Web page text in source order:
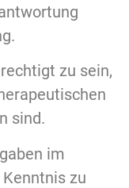
zu sein,
sind.
im
zu